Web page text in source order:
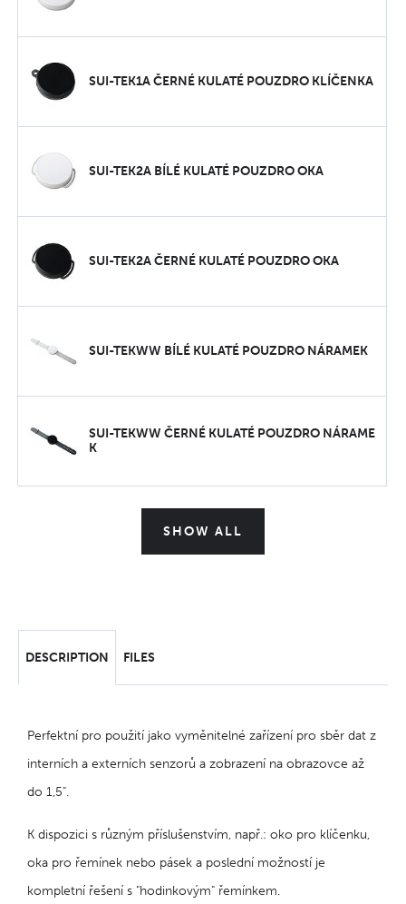
SUI-TEK1A ČERNÉ KULATÉ POUZDRO KLÍČENKA
SUI-TEK2A BÍLÉ KULATÉ POUZDRO OKA
SUI-TEK2A ČERNÉ KULATÉ POUZDRO OKA
SUI-TEKWW BÍLÉ KULATÉ POUZDRO NÁRAMEK
SUI-TEKWW ČERNÉ KULATÉ POUZDRO NÁRAME
K
SHOW ALL
DESCRIPTION FILES
Perfektní pro použití jako vyměnitelné zařízení pro sběr dat z
interních a externích senzorů a zobrazení na obrazovce až
do 1,5".
K dispozici s různým příslušenstvím, např.: oko pro klíčenku,
oka pro řemínek nebo pásek a poslední možností je
kompletní řešení s "hodinkovým" řemínkem.